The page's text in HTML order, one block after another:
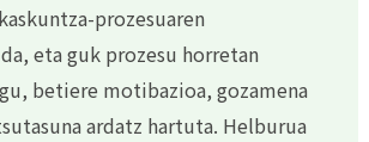
prozesuaren
eta guk prozesu horretan
betiere motibazioa, gozamena
ardatz hartuta. Helburua